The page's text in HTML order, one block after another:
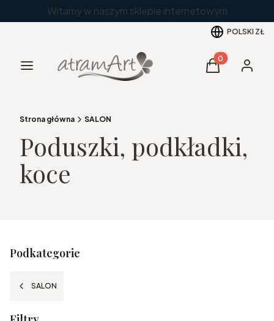
Witamy w naszym sklepie internetowym
POLSKI ZŁ
Menu Produkty w
Koszyk
Strona główna SALON
Poduszki, podkładki,
koce
Podkategorie
SALON